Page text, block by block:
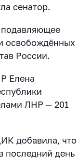
сенатор.
подавляющее
освобождённых
России.
Елена
ЛНР — 201
добавила, что
последний день